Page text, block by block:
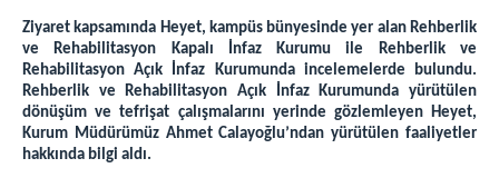
Ziyaret kapsamında Heyet, kampüs bünyesinde yer alan Rehberlik
ve Rehabilitasyon Kapalı İnfaz Kurumu ile Rehberlik ve
Rehabilitasyon Açık İnfaz Kurumunda incelemelerde bulundu.
Rehberlik ve Rehabilitasyon Açık İnfaz Kurumunda yürütülen
dönüşüm ve tefrişat çalışmalarını yerinde gözlemleyen Heyet,
Kurum Müdürümüz Ahmet Calayoğlu’ndan yürütülen faaliyetler
hakkında bilgi aldı.